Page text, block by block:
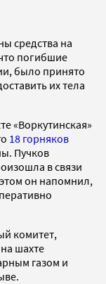
средства на
погибшие
было принято
их тела
«Воркутинская»
18 горняков
Пучков
в связи
он напомнил,
комитет,
шахте
газом и